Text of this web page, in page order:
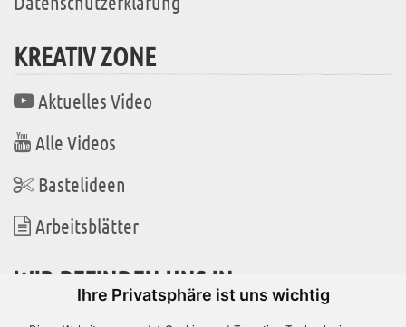
Ihre Privatsphäre ist uns wichtig
KREATIV ZONE
Aktuelles Video
Alle Videos
Bastelideen
Arbeitsblätter
WIR BEFINDEN UNS IN